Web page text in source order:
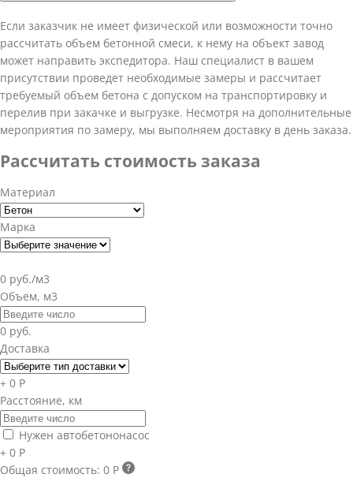
Если заказчик не имеет физической или возможности точно
рассчитать объем бетонной смеси, к нему на объект завод
может направить экспедитора. Наш специалист в вашем
присутствии проведет необходимые замеры и рассчитает
требуемый объем бетона с допуском на транспортировку и
перелив при закачке и выгрузке. Несмотря на дополнительные
мероприятия по замеру, мы выполняем доставку в день заказа.
Рассчитать стоимость заказа
Материал
Марка
0 руб./м3
Объем, м3
0 руб.
Доставка
+ 0 Р
Расстояние, км
Нужен автобетононасос
+ 0 Р
Общая стоимость: 0 Р